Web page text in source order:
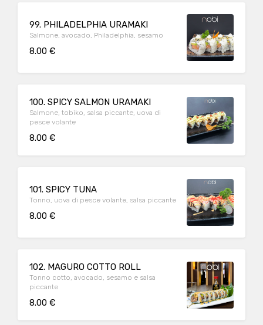
99. PHILADELPHIA URAMAKI
Salmone, avocado, Philadelphia, sesamo
8.00 €
100. SPICY SALMON URAMAKI
Salmone, tobiko, salsa piccante, uova di
pesce volante
8.00 €
101. SPICY TUNA
Tonno, uova di pesce volante, salsa piccante
8.00 €
102. MAGURO COTTO ROLL
Tonno cotto, avocado, sesamo e salsa
piccante
8.00 €